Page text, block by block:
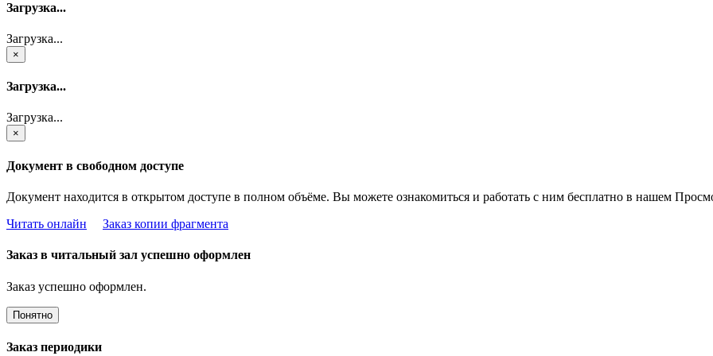
Загрузка...
Загрузка...
×
Загрузка...
Загрузка...
×
Документ в свободном доступе
Документ находится в открытом доступе в полном объёме. Вы можете ознакомиться и работать с ним бесплатно в нашем
Читать онлайн
Заказ копии фрагмента
Заказ в читальный зал успешно оформлен
Заказ успешно оформлен.
Понятно
Заказ периодики